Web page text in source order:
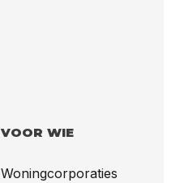
VOOR WIE
Woningcorporaties